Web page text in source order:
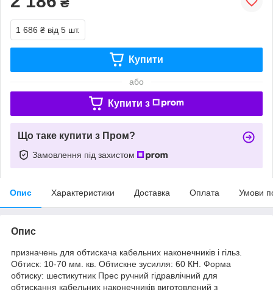
1 686 ₴ від 5 шт.
Купити
або
Купити з
Що таке купити з Пром?
Замовлення під захистом
Опис Характеристики Доставка Оплата Умови
Опис
призначень для обтискача кабельних наконечників і гільз.
Обтиск: 10-70 мм. кв. Обтискне зусилля: 60 КН. Форма
обтиску: шестикутник Прес ручний гідравлічний для
обтискання кабельних наконечників виготовлений з